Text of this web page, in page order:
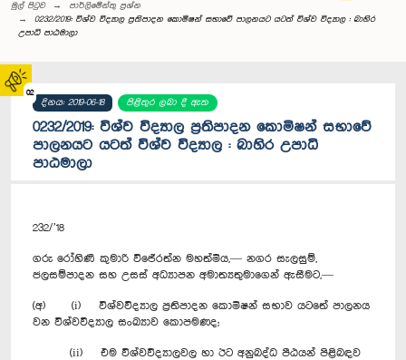
02
මුල් පිටුව
පාර්ලි‌මේන්තු‌ ප්‍රශ්න
0232/2019: විශ්ව විද්‍යාල ප්‍රතිපාදන කොමිෂන් සභාවේ පාලනයට යටත් විශ්ව විද්‍යාල : බාහිර
උපාධි පාඨමාලා
දිනය: 2019-06-18 පිළිතුර ලබා දී ඇත
0232/2019: විශ්ව විද්‍යාල ප්‍රතිපාදන කොමිෂන් සභාවේ
පාලනයට යටත් විශ්ව විද්‍යාල : බාහිර උපාධි
පාඨමාලා
232/’18
ගරු රෝහිණී කුමාරි විජේරත්න මහත්මිය,— නගර සැලසුම්,
ජලසම්පාදන සහ උසස් අධ්‍යාපන අමාත්‍යතුමාගෙන් ඇසීමට,—
(අ) (i) විශ්වවිද්‍යාල ප්‍රතිපාදන කොමිෂන් සභාව යටතේ පාලනය
වන විශ්වවිද්‍යාල සංඛ්‍යාව කොපමණද;
(ii) එම විශ්වවිද්‍යාලවල හා ඊට අනුබද්ධ පීඨයන් පිළිබඳව